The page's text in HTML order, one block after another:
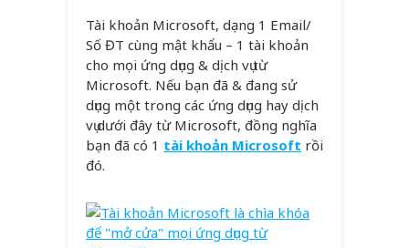
Tài khoản Microsoft, dạng 1 Email/
Số ĐT cùng mật khẩu – 1 tài khoản
cho mọi ứng dụng & dịch vụ từ
Microsoft. Nếu bạn đã & đang sử
dụng một trong các ứng dụng hay dịch
vụ dưới đây từ Microsoft, đồng nghĩa
bạn đã có 1 tài khoản Microsoft rồi
đó.